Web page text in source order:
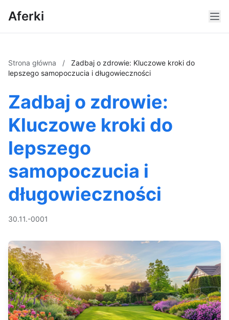
Aferki
Strona główna /
Zadbaj o zdrowie: Kluczowe kroki do
lepszego samopoczucia i długowieczności
Zadbaj o zdrowie:
Kluczowe kroki do
lepszego
samopoczucia i
długowieczności
30.11.-0001